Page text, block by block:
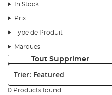
In Stock
Prix
Type de Produit
Marques
Tout Supprimer
0 Products found